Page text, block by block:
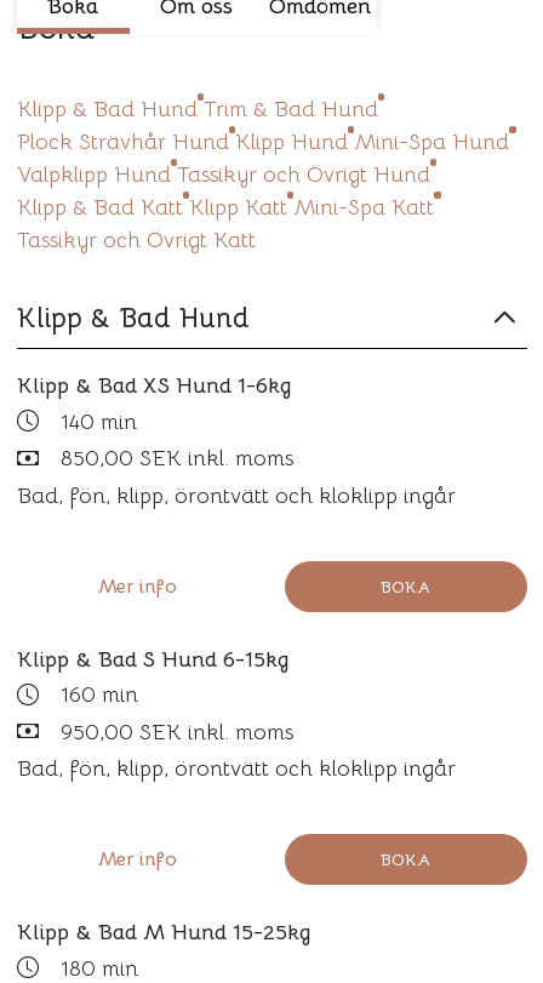
Boka Om oss Omdömen
Boka
Klipp & Bad Hund Trim & Bad Hund
Plock Strävhår Hund Klipp Hund Mini-Spa Hund
Valpklipp Hund Tassikyr och Övrigt Hund
Klipp & Bad Katt Klipp Katt Mini-Spa Katt
Tassikyr och Övrigt Katt
Klipp & Bad Hund
Klipp & Bad XS Hund 1-6kg
140 min
850,00 SEK inkl. moms
Bad, fön, klipp, örontvätt och kloklipp ingår
BOKA
Mer info
Klipp & Bad S Hund 6-15kg
160 min
950,00 SEK inkl. moms
Bad, fön, klipp, örontvätt och kloklipp ingår
BOKA
Mer info
Klipp & Bad M Hund 15-25kg
180 min